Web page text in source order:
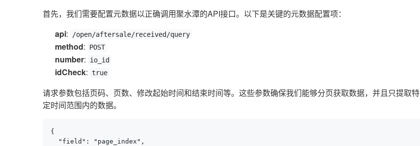
首先，我们需要配置元数据以正确调用聚水潭的API接口。以下是关键的元数据配置项：
api: /open/aftersale/received/query
method: POST
number: io_id
idCheck: true
请求参数包括页码、页数、修改起始时间和结束时间等。这些参数确保我们能够分页获取数据，并且只提取特
定时间范围内的数据。
{
  "field": "page_index",